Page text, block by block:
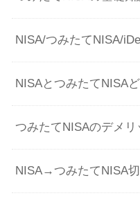
NISA/つみたてNISA/
NISAとつみたてNISA
つみたてNISAのデメリ
NISA→つみたてNISA